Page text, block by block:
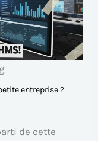
entreprise ?
de cette